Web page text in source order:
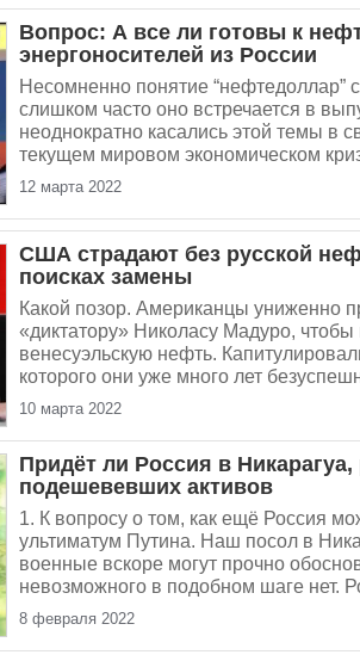
Вопрос: А все ли готовы к
энергоносителей из России
Несомненно понятие “нефтедоллар”
слишком часто оно встречается в
неоднократно касались этой темы в
текущем мировом экономическом
12 марта 2022
США страдают без русской
поисках замены
Какой позор. Американцы униженно
«диктатору» Николасу Мадуро, чтобы
венесуэльскую нефть.
которого они уже много лет
10 марта 2022
Придёт ли Россия в Никарагуа,
подешевевших активов
1. К вопросу о том, как ещё Россия
ультиматум Путина. Наш посол в
военные вскоре могут прочно
невозможного в подобном шаге нет.
8 февраля 2022